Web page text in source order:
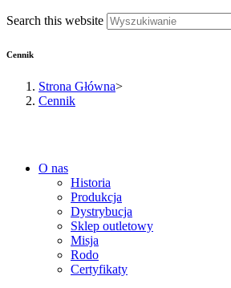
Search this website
Cennik
Strona Główna>
Cennik
O nas
Historia
Produkcja
Dystrybucja
Sklep outletowy
Misja
Rodo
Certyfikaty